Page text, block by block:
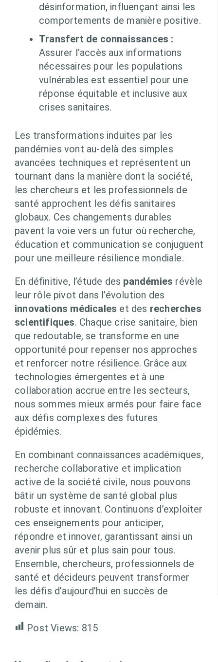
désinformation, influençant ainsi les
comportements de manière positive.
Transfert de connaissances :
Assurer l’accès aux informations
nécessaires pour les populations
vulnérables est essentiel pour une
réponse équitable et inclusive aux
crises sanitaires.
Les transformations induites par les
pandémies vont au-delà des simples
avancées techniques et représentent un
tournant dans la manière dont la société,
les chercheurs et les professionnels de
santé approchent les défis sanitaires
globaux. Ces changements durables
pavent la voie vers un futur où recherche,
éducation et communication se conjuguent
pour une meilleure résilience mondiale.
En définitive, l’étude des pandémies révèle
leur rôle pivot dans l’évolution des
innovations médicales et des recherches
scientifiques. Chaque crise sanitaire, bien
que redoutable, se transforme en une
opportunité pour repenser nos approches
et renforcer notre résilience. Grâce aux
technologies émergentes et à une
collaboration accrue entre les secteurs,
nous sommes mieux armés pour faire face
aux défis complexes des futures
épidémies.
En combinant connaissances académiques,
recherche collaborative et implication
active de la société civile, nous pouvons
bâtir un système de santé global plus
robuste et innovant. Continuons d’exploiter
ces enseignements pour anticiper,
répondre et innover, garantissant ainsi un
avenir plus sûr et plus sain pour tous.
Ensemble, chercheurs, professionnels de
santé et décideurs peuvent transformer
les défis d’aujourd’hui en succès de
demain.
Post Views: 815